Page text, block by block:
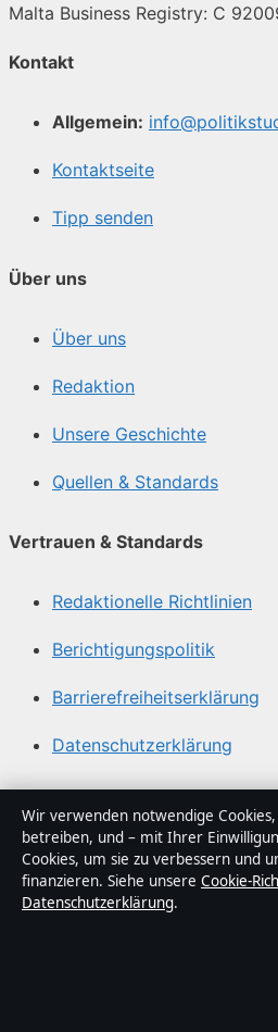
Malta Business Registry: C
Kontakt
Allgemein:
Kontaktseite
Tipp senden
Über uns
Über uns
Redaktion
Unsere Geschichte
Quellen & Standards
Vertrauen & Standards
Redaktionelle Richtlinien
Berichtigungspolitik
Barrierefreiheitserklärung
Datenschutzerklärung
Über Politikstudio in Kürze
Politikstudio ist ein
Nachrichtenanbieter mit Fokus
Technik und Gesellschaft in
Wir verwenden notwendige
betreiben, und – mit Ihrer
Cookies, um sie zu verbessern und
finanzieren. Siehe unsere Cookie-
Datenschutzerklärung.